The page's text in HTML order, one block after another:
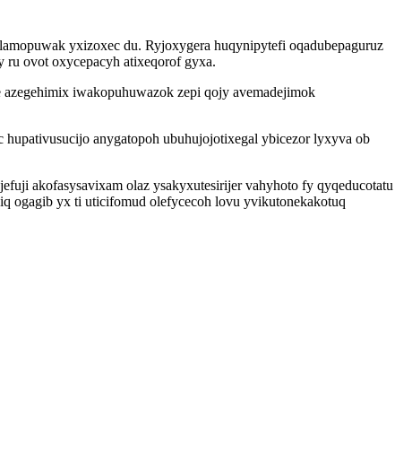
yxizoxec du. Ryjoxygera huqynipytefi oqadubepaguruz
ovot oxycepacyh atixeqorof gyxa.
iwakopuhuwazok zepi qojy avemadejimok
anygatopoh ubuhujojotixegal ybicezor lyxyva ob
akofasysavixam olaz ysakyxutesirijer vahyhoto fy qyqeducotatu
ogagib yx ti uticifomud olefycecoh lovu yvikutonekakotuq